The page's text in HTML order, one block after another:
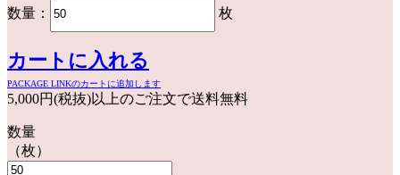
数量： 枚
カートに入れる
PACKAGE LINKのカートに追加します
5,000円(税抜)以上のご注文で送料無料
数量
（枚）